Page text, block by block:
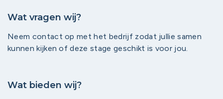
Wat vragen wij?
Neem contact op met het bedrijf zodat jullie samen
kunnen kijken of deze stage geschikt is voor jou.
Wat bieden wij?